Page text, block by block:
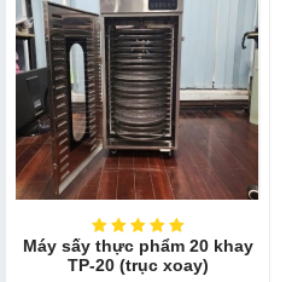
Máy sấy thực phẩm 20 khay
TP-20 (trục xoay)